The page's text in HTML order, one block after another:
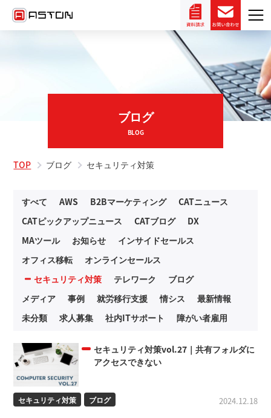
ブログ
BLOG
TOP ブログ セキュリティ対策
すべて AWS B2Bマーケティング
CATニュース
CATピックアップニュース
CATブログ
DX
MAツール
お知らせ
インサイドセールス
オフィス移転
オンラインセールス
セキュリティ対策
テレワーク
ブログ
メディア
事例 就労移行支援 情シス
最新情報
未分類
求人募集 社内ITサポート 障がい者雇用
セキュリティ対策vol.27｜共有フォルダに
アクセスできない
セキュリティ対策 ブログ 2024.12.18